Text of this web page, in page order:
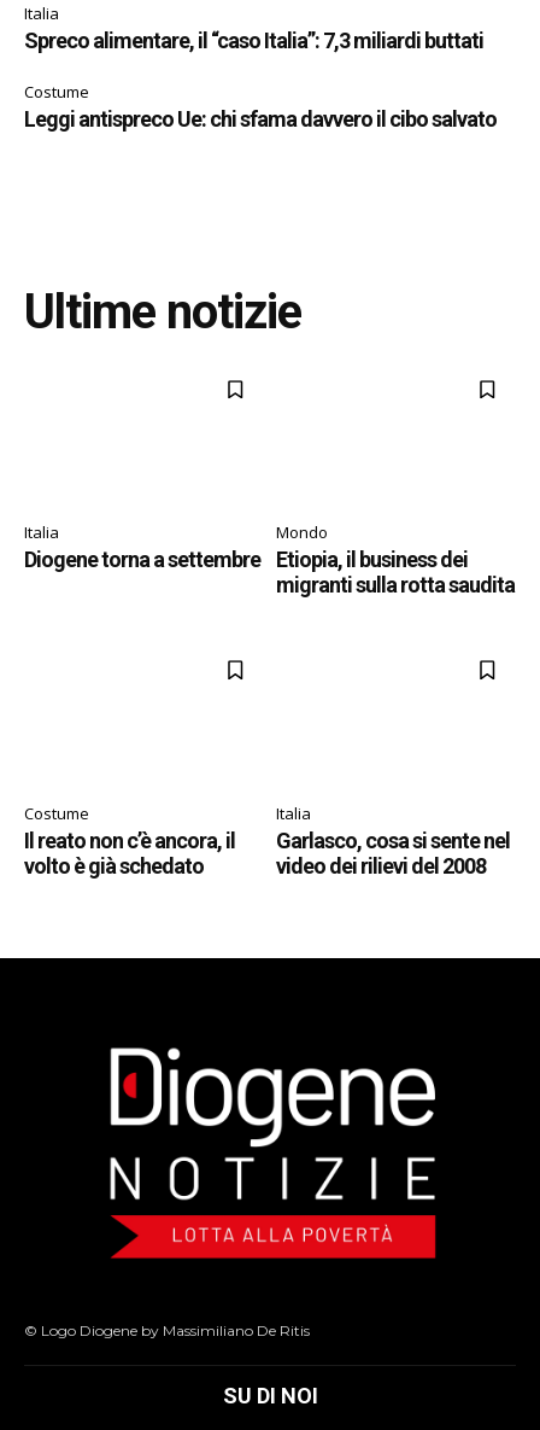
Italia
Spreco alimentare, il “caso Italia”: 7,3 miliardi buttati
Costume
Leggi antispreco Ue: chi sfama davvero il cibo salvato
Ultime notizie
Italia
Diogene torna a settembre
Mondo
Etiopia, il business dei
migranti sulla rotta saudita
Costume
Il reato non c’è ancora, il
volto è già schedato
Italia
Garlasco, cosa si sente nel
video dei rilievi del 2008
© Logo Diogene by Massimiliano De Ritis
SU DI NOI